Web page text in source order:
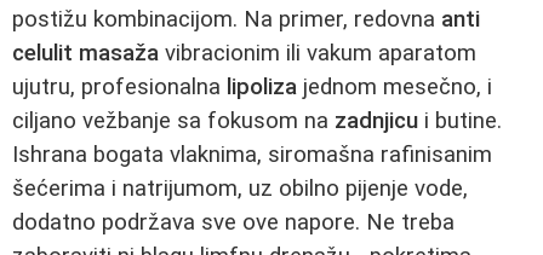
postižu kombinacijom. Na primer, redovna anti
celulit masaža vibracionim ili vakum aparatom
ujutru, profesionalna lipoliza jednom mesečno, i
ciljano vežbanje sa fokusom na zadnjicu i butine.
Ishrana bogata vlaknima, siromašna rafinisanim
šećerima i natrijumom, uz obilno pijenje vode,
dodatno podržava sve ove napore. Ne treba